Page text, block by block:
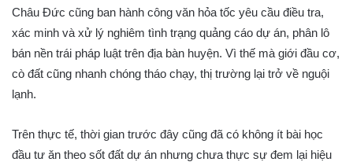
Châu Đức cũng ban hành công văn hỏa tốc yêu cầu điều tra,
xác minh và xử lý nghiêm tình trạng quảng cáo dự án, phân lô
bán nền trái pháp luật trên địa bàn huyện. Vì thế mà giới đầu cơ,
cò đất cũng nhanh chóng tháo chạy, thị trường lại trở về nguội
lạnh.
Trên thực tế, thời gian trước đây cũng đã có không ít bài học
đầu tư ăn theo sốt đất dự án nhưng chưa thực sự đem lại hiệu